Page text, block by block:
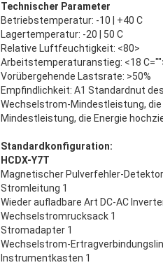
Technischer Parameter
Betriebstemperatur: -10 | +40 C
Lagertemperatur: -20 | 50 C
Relative Luftfeuchtigkeit: <80>
Arbeitstemperaturanstieg: <18
Vorübergehende Lastsrate: >50%
Empfindlichkeit: A1 Standardnut
Wechselstrom-Mindestleistung, die
Mindestleistung, die Energie
Standardkonfiguration:
HCDX-Y7T
Magnetischer Pulverfehler-
Stromleitung 1
Wieder aufladbare Art DC-AC
Wechselstromrucksack 1
Stromadapter 1
Wechselstrom-
Instrumentkasten 1